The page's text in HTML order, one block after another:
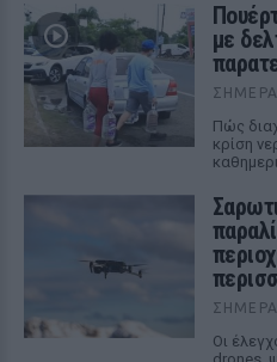
με
ΣΉΜΕΡΑ
Πώς
κρίση
ΣΉΜΕΡΑ
Οι